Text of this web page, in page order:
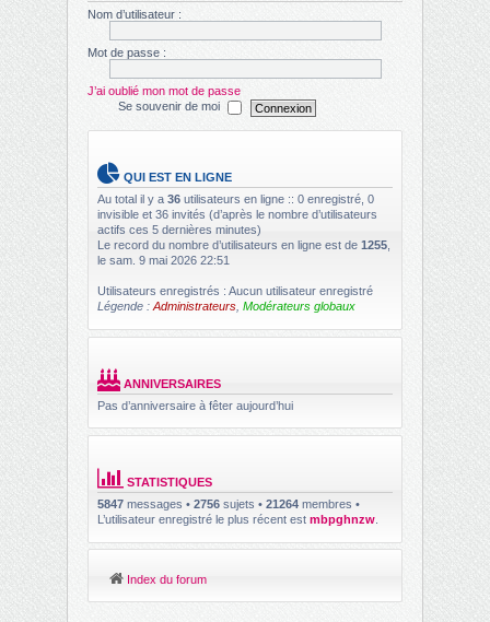
Nom d’utilisateur :
Mot de passe :
J’ai oublié mon mot de passe
Se souvenir de moi
QUI EST EN LIGNE
Au total il y a 36 utilisateurs en ligne :: 0 enregistré, 0
invisible et 36 invités (d’après le nombre d’utilisateurs
actifs ces 5 dernières minutes)
Le record du nombre d’utilisateurs en ligne est de 1255
le sam. 9 mai 2026 22:51
Utilisateurs enregistrés : Aucun utilisateur enregistré
Légende : Administrateurs Modérateurs globaux
ANNIVERSAIRES
Pas d’anniversaire à fêter aujourd’hui
STATISTIQUES
5847 messages • 2756 sujets • 21264 membres •
L’utilisateur enregistré le plus récent est mbpghnzw
Index du forum